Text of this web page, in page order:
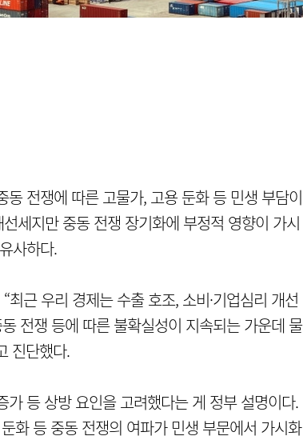
전쟁에 따른 고물가, 고용 둔화 등 민생 부담이
세지만 중동 전쟁 장기화에 부정적 영향이 가시
사하다.
근 우리 경제는 수출 호조, 소비·기업심리 개선
전쟁 등에 따른 불확실성이 지속되는 가운데 물
진단했다.
등 상방 요인을 고려했다는 게 정부 설명이다.
화 등 중동 전쟁의 여파가 민생 부문에서 가시화